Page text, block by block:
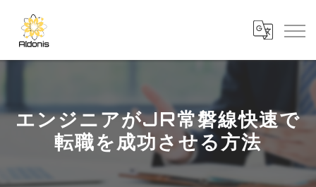
エンジニアがJR常磐線快速で
転職を成功させる方法